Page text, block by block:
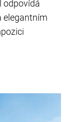
odpovídá
elegantním